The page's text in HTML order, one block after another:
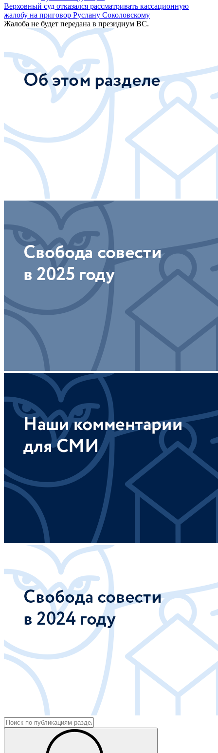
Верховный суд отказался рассматривать кассационную
жалобу на приговор Руслану Соколовскому
Жалоба не будет передана в президиум ВС.